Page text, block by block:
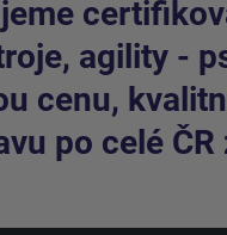
agility -
cenu,
po celé ČR